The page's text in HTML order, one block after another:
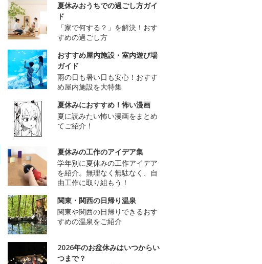
夏休みおうちでの過ごし方ガイ
ド
「家で何する？」を解決！おす
すめの過ごし方
おすすめ屋内施設・室内遊び場
ガイド
雨の日も暑い日も安心！おすす
め屋内施設を大特集
夏休みにおすすめ！怖い漫画
夏に読みたい怖い漫画をまとめ
てご紹介！
夏休みの工作のアイデア集
学年別に夏休みの工作アイデア
を紹介。無理なく無駄なく、自
由工作に取り組もう！
関東・関西の日帰り温泉
関東や関西の日帰りできるおす
すめの温泉をご紹介
2026年のお盆休みはいつからい
つまで？